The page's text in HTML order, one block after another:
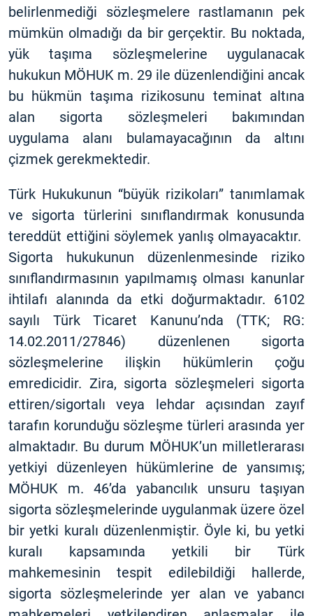
belirlenmediği sözleşmelere rastlamanın pek
mümkün olmadığı da bir gerçektir. Bu noktada,
yük taşıma sözleşmelerine uygulanacak
hukukun MÖHUK m. 29 ile düzenlendiğini ancak
bu hükmün taşıma rizikosunu teminat altına
alan sigorta sözleşmeleri bakımından
uygulama alanı bulamayacağının da altını
çizmek gerekmektedir.
Türk Hukukunun “büyük rizikoları” tanımlamak
ve sigorta türlerini sınıflandırmak konusunda
tereddüt ettiğini söylemek yanlış olmayacaktır.
Sigorta hukukunun düzenlenmesinde riziko
sınıflandırmasının yapılmamış olması kanunlar
ihtilafı alanında da etki doğurmaktadır. 6102
sayılı Türk Ticaret Kanunu’nda (TTK; RG:
14.02.2011/27846) düzenlenen sigorta
sözleşmelerine ilişkin hükümlerin çoğu
emredicidir. Zira, sigorta sözleşmeleri sigorta
ettiren/sigortalı veya lehdar açısından zayıf
tarafın korunduğu sözleşme türleri arasında yer
almaktadır. Bu durum MÖHUK’un milletlerarası
yetkiyi düzenleyen hükümlerine de yansımış;
MÖHUK m. 46’da yabancılık unsuru taşıyan
sigorta sözleşmelerinde uygulanmak üzere özel
bir yetki kuralı düzenlenmiştir. Öyle ki, bu yetki
kuralı kapsamında yetkili bir Türk
mahkemesinin tespit edilebildiği hallerde,
sigorta sözleşmelerinde yer alan ve yabancı